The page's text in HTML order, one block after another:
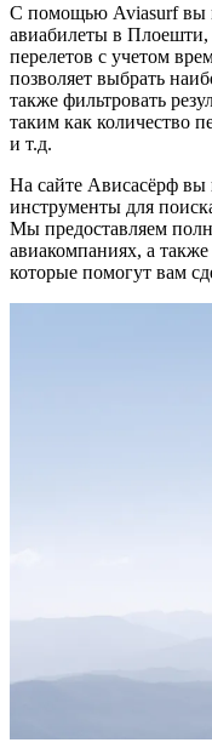
С помощью Aviasurf вы
авиабилеты в
перелетов с учетом
позволяет выбрать
также фильтровать
таким как количество
и т.д.
На сайте Ависасёрф вы
инструменты для
Мы предоставляем
авиакомпаниях, а
которые помогут вам